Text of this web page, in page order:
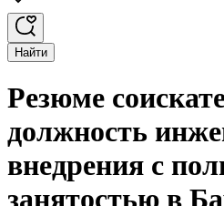
Найти
Резюме
должность
внедрения с
занятостью в